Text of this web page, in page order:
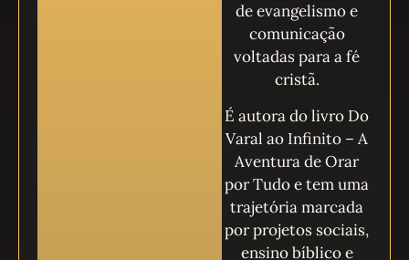
de evangelismo e
comunicação
voltadas para a fé
cristã.
É autora do livro Do
Varal ao Infinito – A
Aventura de Orar
por Tudo e tem uma
trajetória marcada
por projetos sociais,
ensino bíblico e